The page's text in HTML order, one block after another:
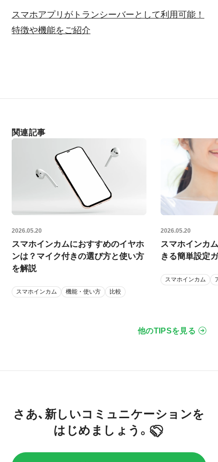
スマホアプリがトランシーバーとして利用可能！
特徴や機能をご紹介
関連記事
2026.05.20
スマホインカムにおすすめのイヤホ
ンは？マイク付きの選び方と使い方
を解説
スマホインカム 機能・使い方 比較
2026.05.20
スマホインカ
きる簡単設定
スマホインカム
他のTIPSを見る
さあ、新しいコミュニケーションを
はじめましょう。